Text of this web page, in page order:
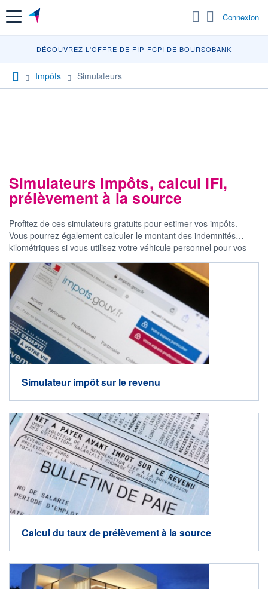
Menu Connexion
DÉCOUVREZ L'OFFRE DE FIP-FCPI DE BOURSOBANK
Impôts Simulateurs
Simulateurs impôts, calcul IFI,
prélèvement à la source
Profitez de ces simulateurs gratuits pour estimer vos impôts.
Vous pourrez également calculer le montant des indemnités
kilométriques si vous utilisez votre véhicule personnel pour vos
Simulateur impôt sur le revenu
Calcul du taux de prélèvement à la source